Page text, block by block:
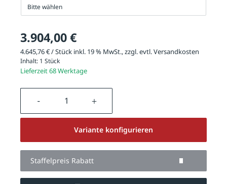
Bitte wählen
3.904,00 €
4.645,76 € / Stück inkl. 19 % MwSt., zzgl. evtl.Versandkosten
Inhalt: 1 Stück
Lieferzeit 68 Werktage
Produkt Anzahl: Gib den
Variante konfigurieren
Staffelpreis Rabatt